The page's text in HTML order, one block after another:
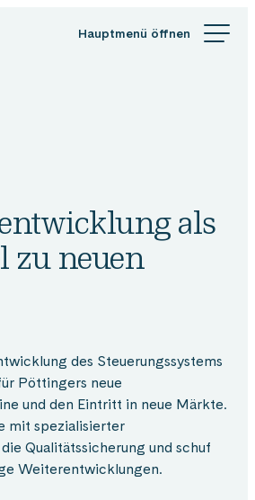
als
zu neuen
des Steuerungssystems
Pöttingers neue
und den Eintritt in neue Märkte.
mit spezialisierter
Qualitätssicherung und schuf
Weiterentwicklungen.